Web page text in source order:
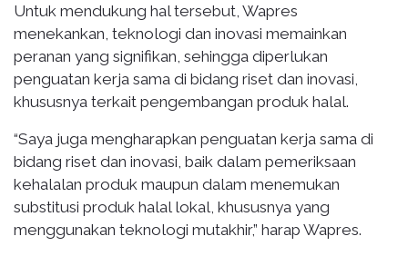
Untuk mendukung hal tersebut, Wapres
menekankan, teknologi dan inovasi memainkan
peranan yang signifikan, sehingga diperlukan
penguatan kerja sama di bidang riset dan inovasi,
khususnya terkait pengembangan produk halal.
“Saya juga mengharapkan penguatan kerja sama di
bidang riset dan inovasi, baik dalam pemeriksaan
kehalalan produk maupun dalam menemukan
substitusi produk halal lokal, khususnya yang
menggunakan teknologi mutakhir,” harap Wapres.